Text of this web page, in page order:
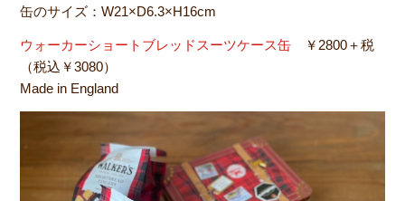
缶のサイズ：W21×D6.3×H16cm
ウォーカーショートブレッドスーツケース缶 ￥2800＋税
（税込￥3080）
Made in England